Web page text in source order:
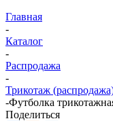
Главная
-
Каталог
-
Распродажа
-
Трикотаж
-Футболка
Поделиться